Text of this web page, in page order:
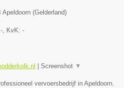
Apeldoorn (Gelderland)
-, KvK: -
Screenshot ▼
vervoersbedrijf in Apeldoorn.